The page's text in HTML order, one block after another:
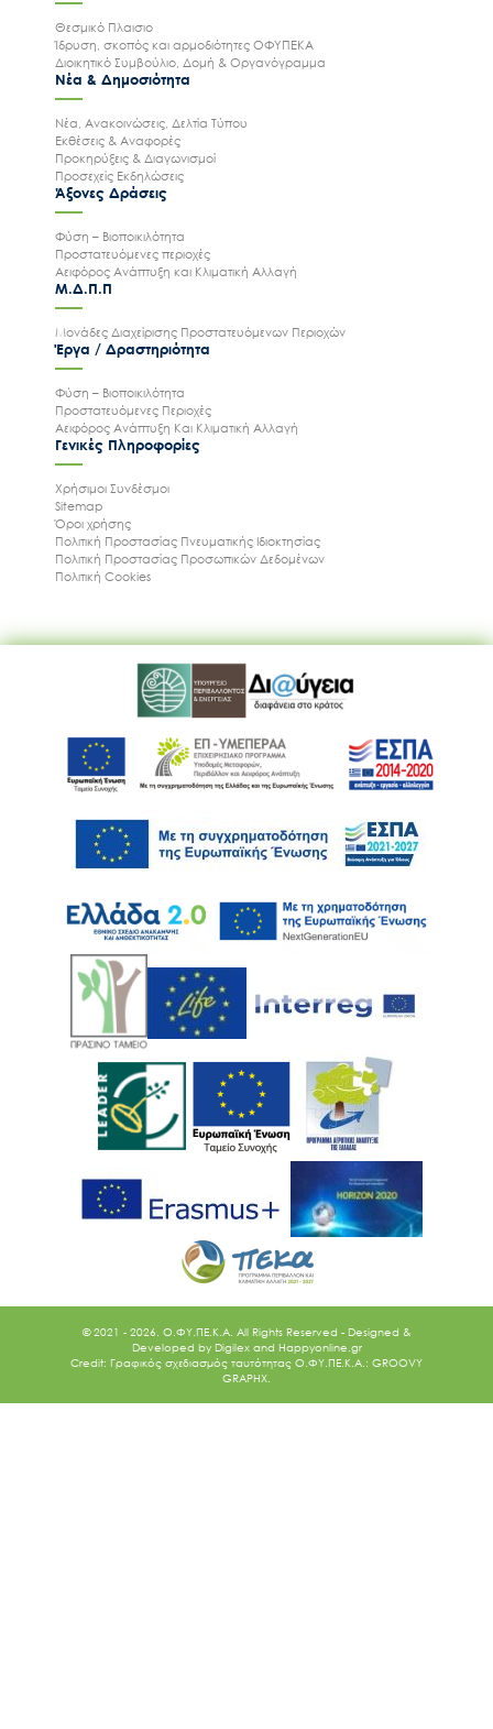
Θεσμικό Πλαισιο
Ίδρυση, σκοπός και αρμοδιότητες ΟΦΥΠΕΚΑ
Διοικητικό Συμβούλιο, Δομή & Οργανόγραμμα
Νέα & Δημοσιότητα
Νέα, Ανακοινώσεις, Δελτία Τύπου
Εκθέσεις & Αναφορές
Προκηρύξεις & Διαγωνισμοί
Προσεχείς Εκδηλώσεις
Άξονες Δράσεις
Φύση – Βιοποικιλότητα
Προστατευόμενες περιοχές
Αειφόρος Ανάπτυξη και Κλιματική Αλλαγή
Μ.Δ.Π.Π
Μονάδες Διαχείρισης Προστατευόμενων Περιοχών
Έργα / Δραστηριότητα
Φύση – Βιοποικιλότητα
Προστατευόμενες Περιοχές
Αειφόρος Ανάπτυξη Και Κλιματική Αλλαγή
Γενικές Πληροφορίες
Χρήσιμοι Συνδέσμοι
Sitemap
Όροι χρήσης
Πολιτική Προστασίας Πνευματικής Ιδιοκτησίας
Πολιτική Προστασίας Προσωπικών Δεδομένων
Πολιτική Cookies
© 2021 - 2026. O.ΦΥ.ΠΕ.Κ.Α. All Rights Reserved - Designed &
Developed by Digilex and Happyonline.gr
Credit: Γραφικός σχεδιασμός ταυτότητας Ο.ΦΥ.ΠΕ.Κ.Α.: GROOVY
GRAPHX.